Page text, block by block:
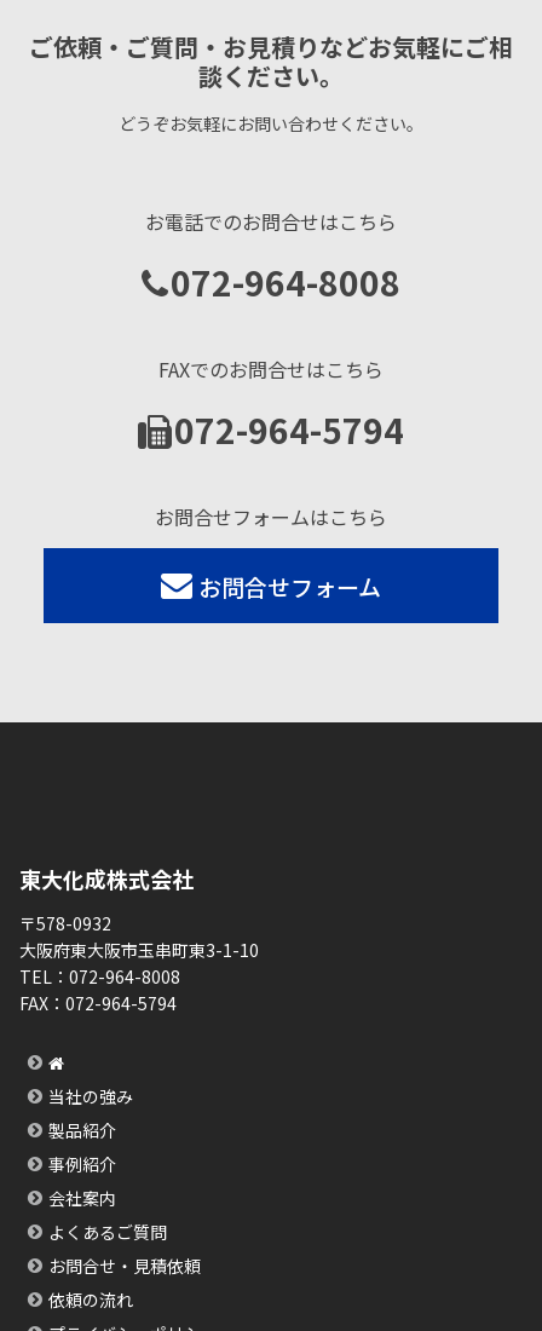
ご依頼・ご質問・お見積りなどお気軽にご相
談ください。
どうぞお気軽にお問い合わせください。
お電話でのお問合せはこちら
072-964-8008
FAXでのお問合せはこちら
072-964-5794
お問合せフォームはこちら
お問合せフォーム
東大化成株式会社
〒578-0932
大阪府東大阪市玉串町東3-1-10
TEL： 072-964-8008
FAX： 072-964-5794
当社の強み
製品紹介
事例紹介
会社案内
よくあるご質問
お問合せ・見積依頼
依頼の流れ